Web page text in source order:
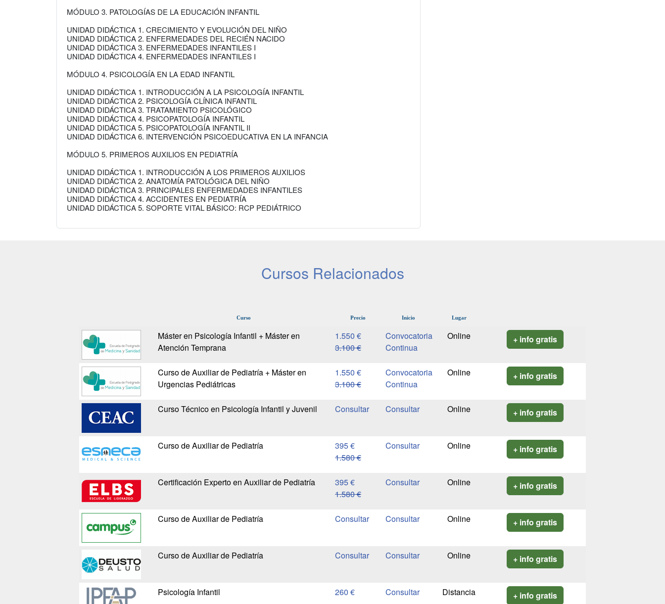
MÓDULO 3. PATOLOGÍAS DE LA EDUCACIÓN INFANTIL
UNIDAD DIDÁCTICA 1. CRECIMIENTO Y EVOLUCIÓN DEL NIÑO
UNIDAD DIDÁCTICA 2. ENFERMEDADES DEL RECIÉN NACIDO
UNIDAD DIDÁCTICA 3. ENFERMEDADES INFANTILES I
UNIDAD DIDÁCTICA 4. ENFERMEDADES INFANTILES I
MÓDULO 4. PSICOLOGÍA EN LA EDAD INFANTIL
UNIDAD DIDÁCTICA 1. INTRODUCCIÓN A LA PSICOLOGÍA INFANTIL
UNIDAD DIDÁCTICA 2. PSICOLOGÍA CLÍNICA INFANTIL
UNIDAD DIDÁCTICA 3. TRATAMIENTO PSICOLÓGICO
UNIDAD DIDÁCTICA 4. PSICOPATOLOGÍA INFANTIL
UNIDAD DIDÁCTICA 5. PSICOPATOLOGÍA INFANTIL II
UNIDAD DIDÁCTICA 6. INTERVENCIÓN PSICOEDUCATIVA EN LA INFANCIA
MÓDULO 5. PRIMEROS AUXILIOS EN PEDIATRÍA
UNIDAD DIDÁCTICA 1. INTRODUCCIÓN A LOS PRIMEROS AUXILIOS
UNIDAD DIDÁCTICA 2. ANATOMÍA PATOLÓGICA DEL NIÑO
UNIDAD DIDÁCTICA 3. PRINCIPALES ENFERMEDADES INFANTILES
UNIDAD DIDÁCTICA 4. ACCIDENTES EN PEDIATRÍA
UNIDAD DIDÁCTICA 5. SOPORTE VITAL BÁSICO: RCP PEDIÁTRICO
Cursos Relacionados
Curso Precio Inicio Lugar
Máster en Psicología Infantil + Máster en
Atención Temprana
1.550 €
3.100 €
Convocatoria
Continua
Online + info gratis
Curso de Auxiliar de Pediatría + Máster en
Urgencias Pediátricas
1.550 €
3.100 €
Convocatoria
Continua
Online + info gratis
Curso Técnico en Psicología Infantil y Juvenil Online + info gratis
Curso de Auxiliar de Pediatría
395 €
1.580 €
Online + info gratis
Certificación Experto en Auxiliar de Pediatría
395 €
1.580 €
Online + info gratis
Curso de Auxiliar de Pediatría Online + info gratis
Curso de Auxiliar de Pediatría Online + info gratis
Psicología Infantil 260 € Distancia + info gratis